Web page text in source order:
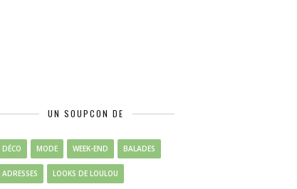
UN SOUPCON DE
DÉCO MODE WEEK-END BALADES
ADRESSES LOOKS DE LOULOU